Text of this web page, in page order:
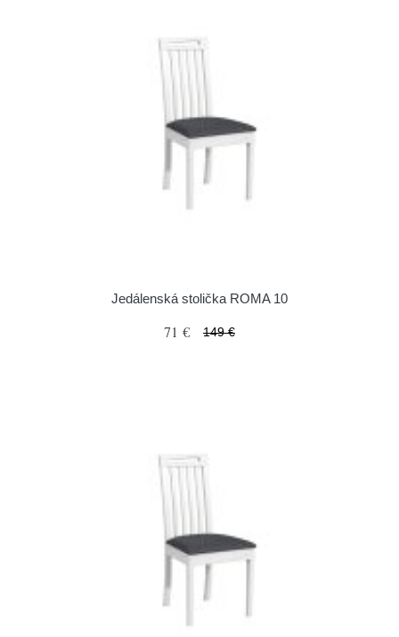
Jedálenská stolička ROMA 10
71 € 149 €